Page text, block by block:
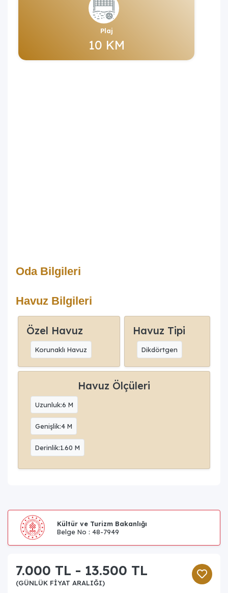
Plaj
10 KM
Oda Bilgileri
Havuz Bilgileri
Özel Havuz
Korunaklı Havuz
Havuz Tipi
Dikdörtgen
Havuz Ölçüleri
Uzunluk:6 M
Genişlik:4 M
Derinlik:1.60 M
Kültür ve Turizm Bakanlığı
Belge No : 48-7949
7.000 TL - 13.500 TL
(GÜNLÜK FIYAT ARALIĞI)